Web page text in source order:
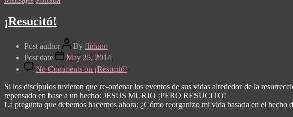
¡Resucitó!
Post author By fliriano
Post date
May 25, 2014
No Comments on ¡Resucitó!
Si los discípulos tuvieron que re-ordenar los eventos de sus vidas alrededor de la
repensado en base a un hecho: JESUS MURIO ¡PERO RESUCITO!
La pregunta que debemos hacernos ahora: ¿Cómo reorganizo mi vida basada en el hecho